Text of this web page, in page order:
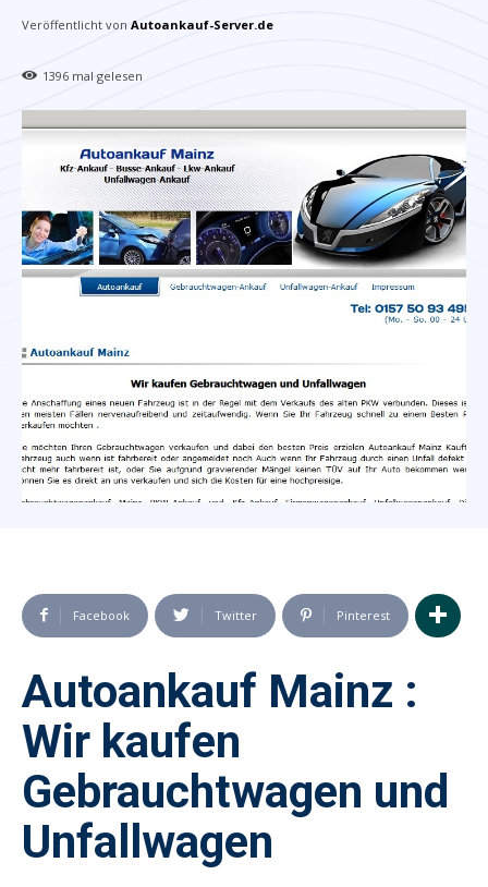
Veröffentlicht von Autoankauf-Server.de
1396 mal gelesen
Facebook Twitter Pinterest
Autoankauf Mainz :
Wir kaufen
Gebrauchtwagen und
Unfallwagen